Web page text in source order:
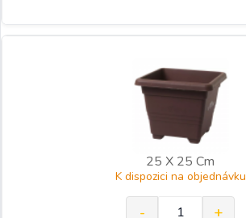
25 X 25 Cm
K dispozici na objednávku